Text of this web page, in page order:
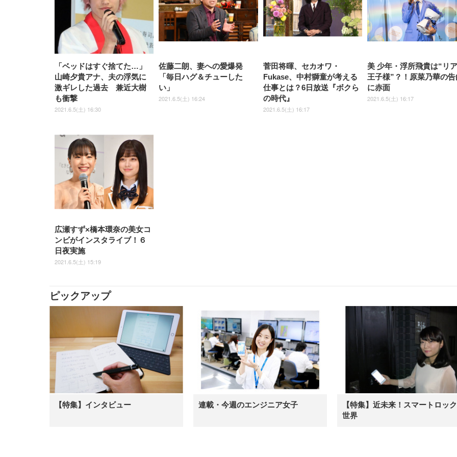
「ベッドはすぐ捨てた…」
山崎夕貴アナ、夫の浮気に
激ギレした過去 兼近大樹
も衝撃
2021.6.5(土) 16:30
佐藤二朗、妻への愛爆発
「毎日ハグ＆チューした
い」
2021.6.5(土) 16:24
菅田将暉、セカオワ・
Fukase、中村獅童が考える
仕事とは？6日放送『ボクら
の時代』
2021.6.5(土) 16:17
美 少年・浮所飛貴は“リ
王子様”？！原菜乃華の告
に赤面
2021.6.5(土) 16:17
広瀬すず×橋本環奈の美女コ
ンビがインスタライブ！６
日夜実施
2021.6.5(土) 15:19
ピックアップ
【特集】インタビュー 連載・今週のエンジニア女子
【特集】近未来！スマートロッ
世界